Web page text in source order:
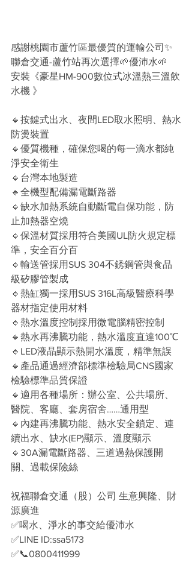
感謝桃園市蘆竹區最優質的運輸公司✨
聯倉交通-蘆竹站再次選擇🌱優沛水🌱
安裝《豪星HM-900數位式冰溫熱三溫飲
水機 》
🔹按鍵式出水、夜間LED取水照明、熱水
防燙裝置
🔹優質機種，確保您喝的每一滴水都純
淨安全衛生
🔹台灣本地製造
🔹全機型配備漏電斷路器
🔹缺水加熱系統自動斷電自保功能，防
止加熱器空燒
🔹保溫材質採用符合美國UL防火規定標
準，安全百分百
🔹輸送管採用SUS 304不銹鋼管與食品
級矽膠管製成
🔹熱缸獨一採用SUS 316L高級醫療科學
器材指定使用材料
🔹熱水溫度控制採用微電腦精密控制
🔹熱水再沸騰功能，熱水溫度直達100℃
🔹LED液晶顯示熱開水溫度，精準無誤
🔹產品通過經濟部標準檢驗局CNS國家
檢驗標準品質保證
🔹適用各種場所：辦公室、公共場所、
醫院、客廳、套房宿舍……通用型
🔹內建再沸騰功能、熱水安全鎖定、連
續出水、缺水(EP)顯示、溫度顯示
🔹30A漏電斷路器、三道過熱保護開
關、過載保險絲
祝福聯倉交通（股）公司 生意興隆、財
源廣進
✅喝水、淨水的事交給優沛水
✅LINE ID:ssa5173
✅📞0800411999